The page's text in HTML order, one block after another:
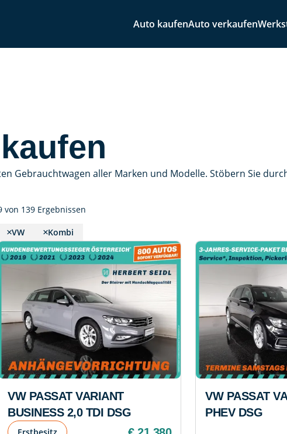
Auto kaufenAuto verkaufen
Gebrauchtwagen aller Marken und Modelle. Stöbern Sie
von 139 Ergebnissen
VW Kombi
VW PASSAT VARIANT
BUSINESS 2,0 TDI DSG
VW PASSAT
PHEV DSG